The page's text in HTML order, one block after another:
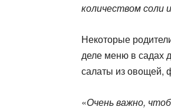
количеством соли
Некоторые
деле меню в садах
салаты из овощей,
«Очень важно,